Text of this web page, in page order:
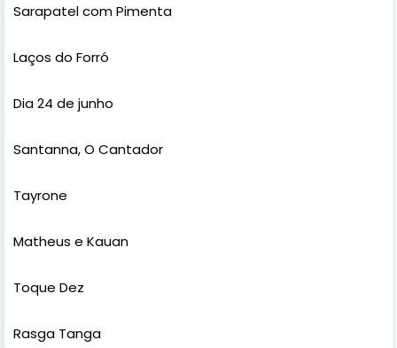
Sarapatel com Pimenta
Laços do Forró
Dia 24 de junho
Santanna, O Cantador
Tayrone
Matheus e Kauan
Toque Dez
Rasga Tanga